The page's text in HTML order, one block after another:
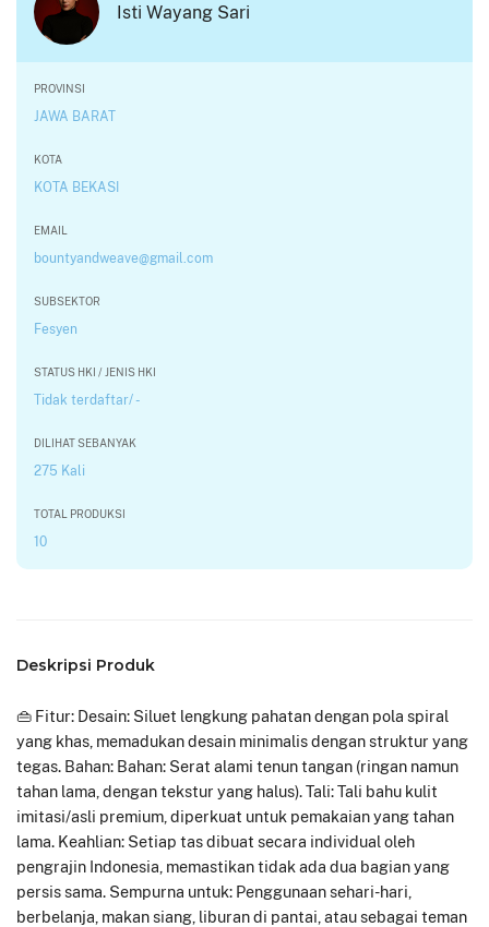
Isti Wayang Sari
PROVINSI
JAWA BARAT
KOTA
KOTA BEKASI
EMAIL
bountyandweave@gmail.com
SUBSEKTOR
Fesyen
STATUS HKI / JENIS HKI
Tidak terdaftar/ -
DILIHAT SEBANYAK
275 Kali
TOTAL PRODUKSI
10
Deskripsi Produk
👜 Fitur: Desain: Siluet lengkung pahatan dengan pola spiral
yang khas, memadukan desain minimalis dengan struktur yang
tegas. Bahan: Bahan: Serat alami tenun tangan (ringan namun
tahan lama, dengan tekstur yang halus). Tali: Tali bahu kulit
imitasi/asli premium, diperkuat untuk pemakaian yang tahan
lama. Keahlian: Setiap tas dibuat secara individual oleh
pengrajin Indonesia, memastikan tidak ada dua bagian yang
persis sama. Sempurna untuk: Penggunaan sehari-hari,
berbelanja, makan siang, liburan di pantai, atau sebagai teman